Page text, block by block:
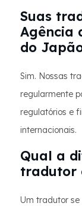
Suas
Agência
do
Sim. Nossas
regularmente
regulatórios e
internacionais.
Qual a
tradutor
Um tradutor